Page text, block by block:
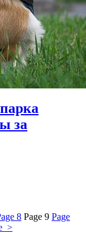
за
8 Page 9 Page
>